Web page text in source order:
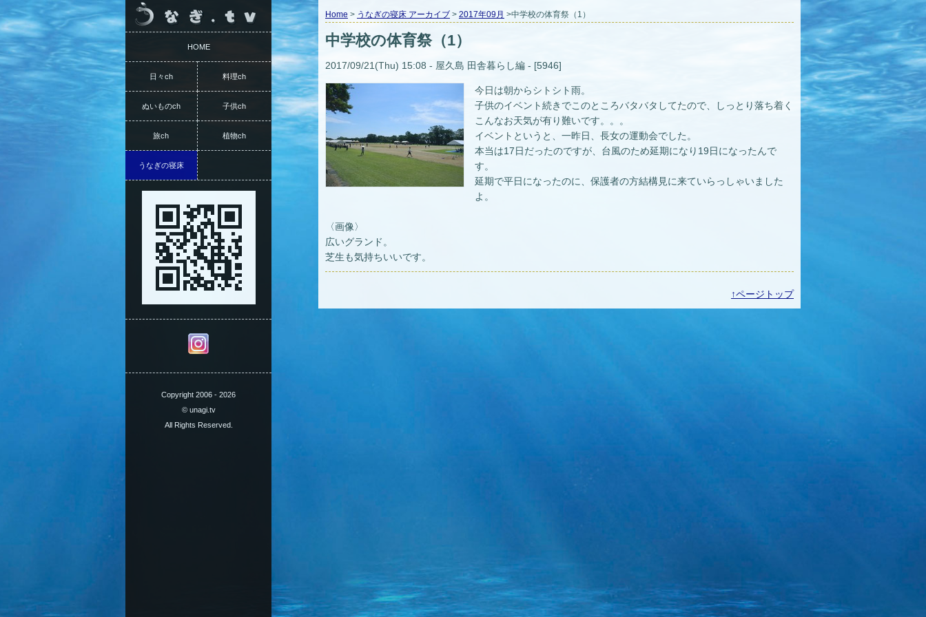
Home > うなぎの寝床 アーカイブ > 2017年09月 >中学校の体育祭（1）
中学校の体育祭（1）
2017/09/21(Thu) 15:08 - 屋久島 田舎暮らし編 - [5946]
今日は朝からシトシト雨。
子供のイベント続きでこのところバタバタしてたので、しっとり落ち着く
こんなお天気が有り難いです。。。
イベントというと、一昨日、長女の運動会でした。
本当は17日だったのですが、台風のため延期になり19日になったんで
す。
延期で平日になったのに、保護者の方結構見に来ていらっしゃいました
よ。
〈画像〉
広いグランド。
芝生も気持ちいいです。
↑ページトップ
HOME
日々ch 料理ch
ぬいものch 子供ch
旅ch 植物ch
うなぎの寝床
Copyright 2006 - 2026
© unagi.tv
All Rights Reserved.